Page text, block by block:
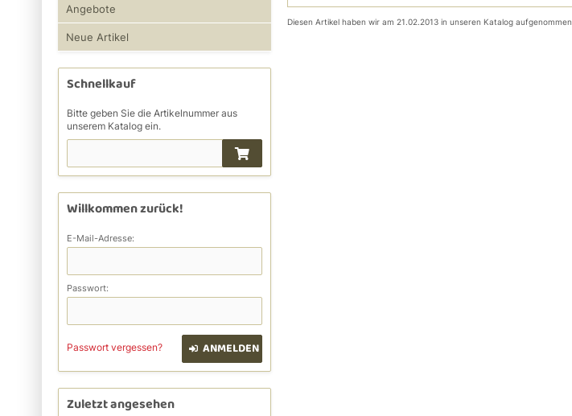
Diesen Artikel haben wir am 21.02.2013 in unseren Katalog aufgenommen.
Angebote
Neue Artikel
Schnellkauf
Bitte geben Sie die Artikelnummer aus
unserem Katalog ein.
Willkommen zurück!
E-Mail-Adresse:
Passwort:
Passwort vergessen? ANMELDEN
Zuletzt angesehen